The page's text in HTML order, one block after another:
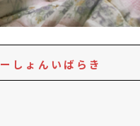
しょんいばらき